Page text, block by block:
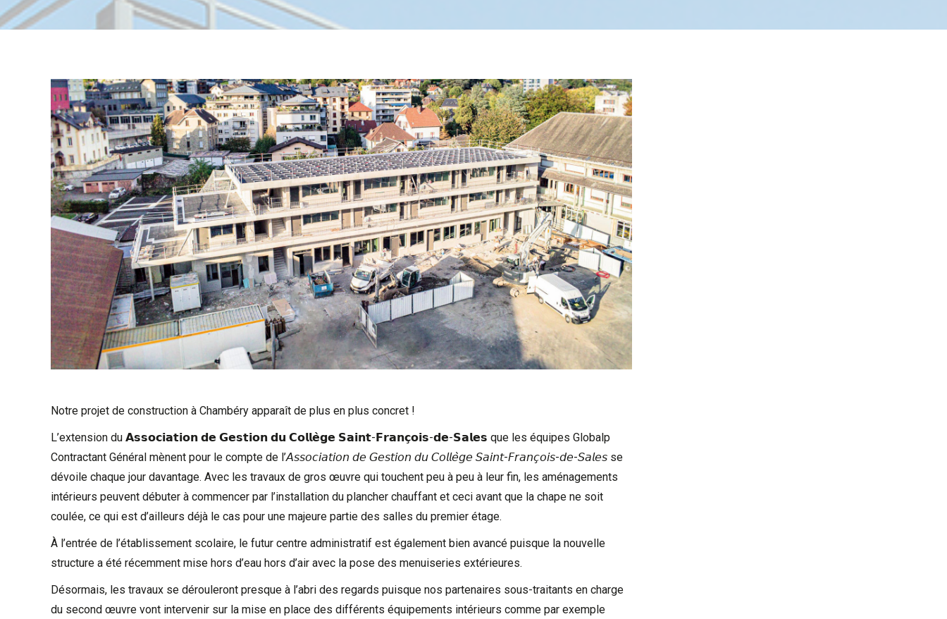
Notre projet de construction à Chambéry apparaît de plus en plus concret !
L’extension du 𝗔𝘀𝘀𝗼𝗰𝗶𝗮𝘁𝗶𝗼𝗻 𝗱𝗲 𝗚𝗲𝘀𝘁𝗶𝗼𝗻 𝗱𝘂 𝗖𝗼𝗹𝗹𝗲̀𝗴𝗲 𝗦𝗮𝗶𝗻𝘁-𝗙𝗿𝗮𝗻𝗰̧𝗼𝗶𝘀-𝗱𝗲-𝗦𝗮𝗹𝗲𝘀 que les équipes Globalp
Contractant Général mènent pour le compte de l’𝘈𝘴𝘴𝘰𝘤𝘪𝘢𝘵𝘪𝘰𝘯 𝘥𝘦 𝘎𝘦𝘴𝘵𝘪𝘰𝘯 𝘥𝘶 𝘊𝘰𝘭𝘭𝘦̀𝘨𝘦 𝘚𝘢𝘪𝘯𝘵-𝘍𝘳𝘢𝘯𝘤̧𝘰𝘪𝘴-𝘥𝘦-𝘚𝘢𝘭𝘦𝘴 se
dévoile chaque jour davantage. Avec les travaux de gros œuvre qui touchent peu à peu à leur fin, les aménagements
intérieurs peuvent débuter à commencer par l’installation du plancher chauffant et ceci avant que la chape ne soit
coulée, ce qui est d’ailleurs déjà le cas pour une majeure partie des salles du premier étage.
À l’entrée de l’établissement scolaire, le futur centre administratif est également bien avancé puisque la nouvelle
structure a été récemment mise hors d’eau hors d’air avec la pose des menuiseries extérieures.
Désormais, les travaux se dérouleront presque à l’abri des regards puisque nos partenaires sous-traitants en charge
du second œuvre vont intervenir sur la mise en place des différents équipements intérieurs comme par exemple